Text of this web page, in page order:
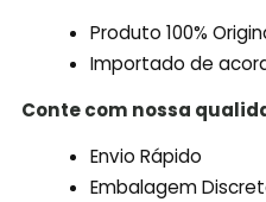
Produto 100%
Importado de
Conte com nossa
Envio Rápido
Embalagem